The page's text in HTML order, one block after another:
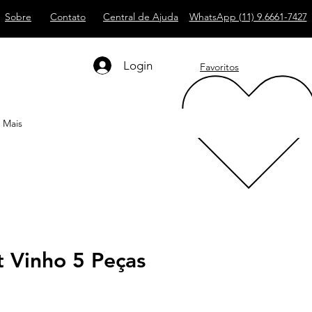
Sobre Contato Central de Ajuda WhatsApp (11) 9.6661-7427
Login Favoritos
Mais
5 Peças